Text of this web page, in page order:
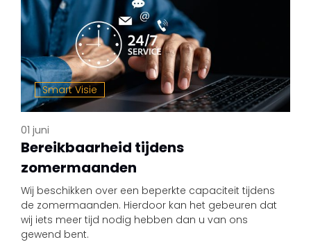
Smart Visie
01 juni
Bereikbaarheid tijdens
zomermaanden
Wij beschikken over een beperkte capaciteit tijdens
de zomermaanden. Hierdoor kan het gebeuren dat
wij iets meer tijd nodig hebben dan u van ons
gewend bent.